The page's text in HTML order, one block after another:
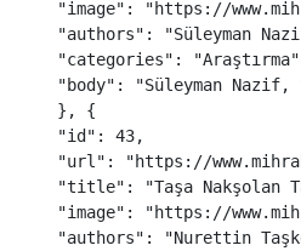
"image" : "https://
"authors" : "Süleyman
"categories" : "Araştırma"
"body" : "Süleyman
},
{
"id " : 43,
"url " : "https://
"title" : "Taşa Nakşolan
"image" : "https://
"authors" : "Nurettin